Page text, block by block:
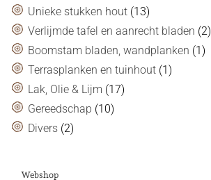
Unieke stukken hout (13)
Verlijmde tafel en aanrecht bladen (2)
Boomstam bladen, wandplanken (1)
Terrasplanken en tuinhout (1)
Lak, Olie & Lijm (17)
Gereedschap (10)
Divers (2)
Webshop